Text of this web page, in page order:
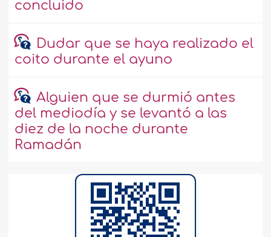
concluido
Dudar que se haya realizado el
coito durante el ayuno
Alguien que se durmió antes
del mediodía y se levantó a las
diez de la noche durante
Ramadán